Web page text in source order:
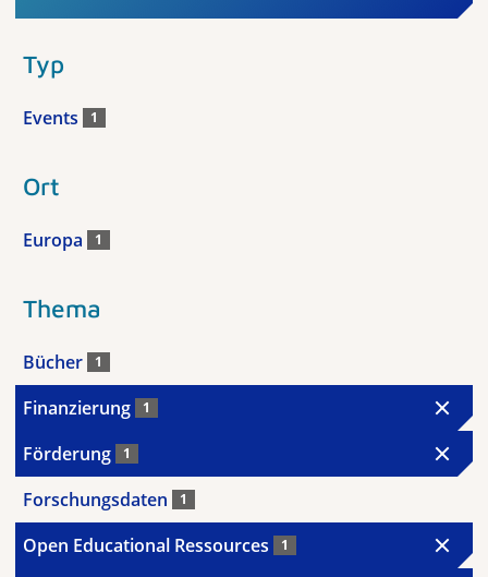
Typ
Events 1
Ort
Europa 1
Thema
Bücher 1
Finanzierung 1
Förderung 1
Forschungsdaten 1
Open Educational Ressources 1